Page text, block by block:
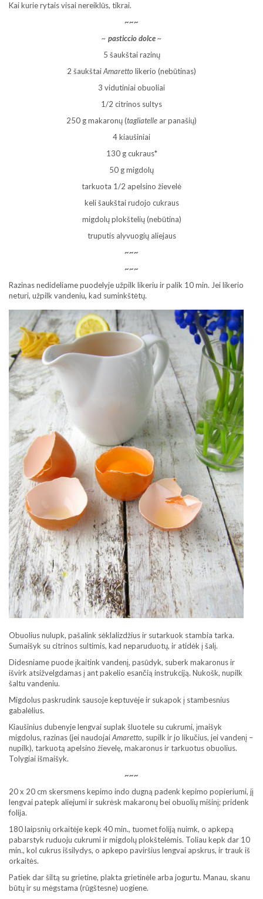
Kai kurie rytais visai nereiklūs, tikrai.
~~~
~ pasticcio dolce~
5 šaukštai razinų
2 šaukštaiAmaretto likerio (nebūtinas)
3 vidutiniai obuoliai
1/2 citrinos sultys
250 g makaronų (tagliatelle ar panašių)
4 kiaušiniai
130 g cukraus*
50 g migdolų
tarkuota 1/2 apelsino žievelė
keli šaukštai rudojo cukraus
migdolų plokštelių (nebūtina)
truputis alyvuogių aliejaus
~~~
~~~
Razinas nedideliame puodelyje užpilk likeriu ir palik 10 min. Jei likerio
neturi, užpilk vandeniu, kad suminkštėtų.
Obuolius nulupk, pašalink sėklalizdžius ir sutarkuok stambia tarka.
Sumaišyk su citrinos sultimis, kad neparuduotų, ir atidėk į šalį.
Didesniame puode įkaitink vandenį, pasūdyk, suberk makaronus ir
išvirk atsižvelgdamas į ant pakelio esančią instrukciją. Nukošk, nupilk
šaltu vandeniu.
Migdolus paskrudink sausoje keptuvėje ir sukapok į stambesnius
gabalėlius.
Kiaušinius dubenyje lengvai suplak šluotele su cukrumi, įmaišyk
migdolus, razinas (jei naudojaiAmaretto, supilk ir jo likučius, jei vandenį –
nupilk), tarkuotą apelsino žievelę, makaronus ir tarkuotus obuolius.
Tolygiai išmaišyk.
~~~
20 x 20 cm skersmens kepimo indo dugną padenk kepimo popieriumi, jį
lengvai patepk aliejumi ir sukrėsk makaronų bei obuolių mišinį; pridenk
folija.
180 laipsnių orkaitėje kepk 40 min., tuomet foliją nuimk, o apkepą
pabarstyk ruduoju cukrumi ir migdolų plokštelėmis. Toliau kepk dar 10
min., kol cukrus išsilydys, o apkepo paviršius lengvai apskrus, ir trauk iš
orkaitės.
Patiek dar šiltą su grietine, plakta grietinėle arba jogurtu. Manau, skanu
būtų ir su mėgstama (rūgštesne) uogiene.